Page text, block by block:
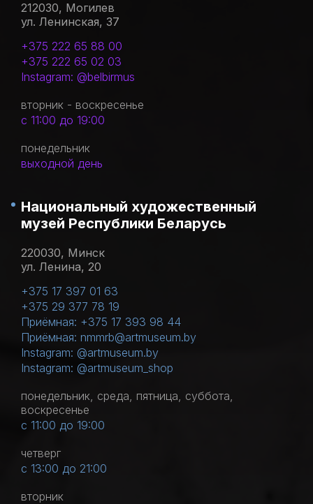
212030, Могилев
ул. Ленинская, 37
+375 222 65 88 00
+375 222 65 02 03
Instagram: @belbirmus
вторник - воскресенье
с 11:00 до 19:00
понедельник
выходной день
Национальный художественный
музей Республики Беларусь
220030, Минск
ул. Ленина, 20
+375 17 397 01 63
+375 29 377 78 19
Приёмная: +375 17 393 98 44
Приёмная: nmmrb@artmuseum.by
Instagram: @artmuseum.by
Instagram: @artmuseum_shop
понедельник, среда, пятница, суббота,
воскресенье
с 11:00 до 19:00
четверг
с 13:00 до 21:00
вторник